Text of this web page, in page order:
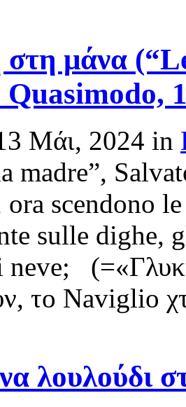
στη μάνα
Μάι, 2024 in
madre”,
ora scendono
sulle dighe,
το Naviglio
λουλούδι